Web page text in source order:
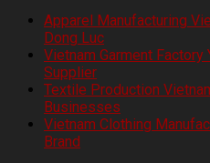
Apparel Manufacturing
Dong Luc
Vietnam Garment Factory
Supplier
Textile Production
Businesses
Vietnam Clothing
Brand